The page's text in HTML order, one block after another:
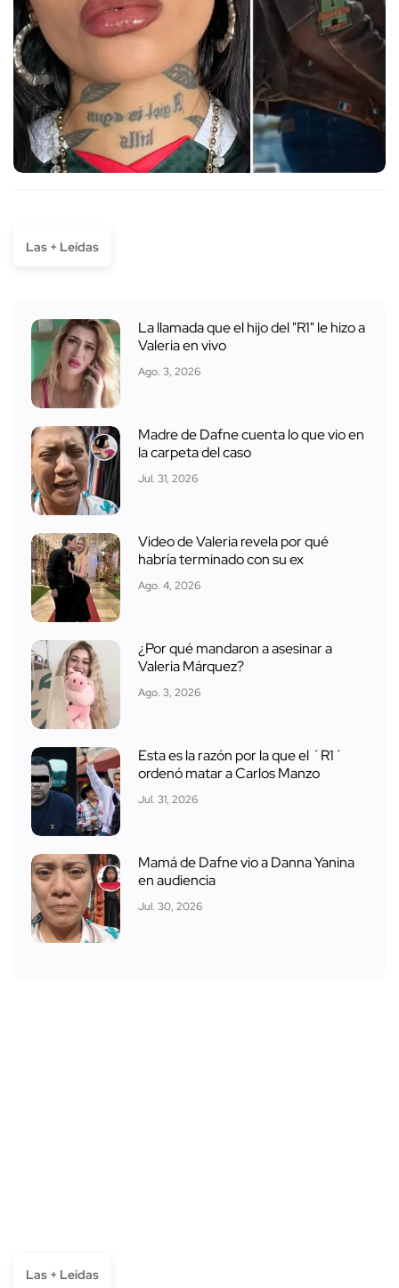
Las + Leídas
La llamada que el hijo del "R1" le hizo a
Valeria en vivo
Ago. 3, 2026
Madre de Dafne cuenta lo que vio en
la carpeta del caso
Jul. 31, 2026
Video de Valeria revela por qué
habría terminado con su ex
Ago. 4, 2026
¿Por qué mandaron a asesinar a
Valeria Márquez?
Ago. 3, 2026
Esta es la razón por la que el ´R1´
ordenó matar a Carlos Manzo
Jul. 31, 2026
Mamá de Dafne vio a Danna Yanina
en audiencia
Jul. 30, 2026
Las + Leídas